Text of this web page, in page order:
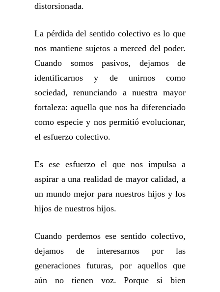
distorsionada.
La pérdida del sentido colectivo es lo que
nos mantiene sujetos a merced del poder.
Cuando somos pasivos, dejamos de
identificarnos y de unirnos como
sociedad, renunciando a nuestra mayor
fortaleza: aquella que nos ha diferenciado
como especie y nos permitió evolucionar,
el esfuerzo colectivo.
Es ese esfuerzo el que nos impulsa a
aspirar a una realidad de mayor calidad, a
un mundo mejor para nuestros hijos y los
hijos de nuestros hijos.
Cuando perdemos ese sentido colectivo,
dejamos de interesarnos por las
generaciones futuras, por aquellos que
aún no tienen voz. Porque si bien